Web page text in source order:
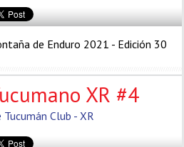
de Enduro 2021 - Edición 30
XR #4
Club - XR